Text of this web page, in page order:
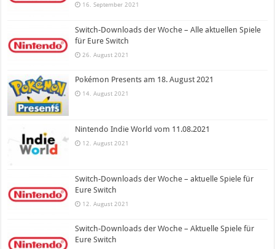
16. September 2021
Switch-Downloads der Woche – Alle aktuellen Spiele
für Eure Switch
26. August 2021
Pokémon Presents am 18. August 2021
14. August 2021
Nintendo Indie World vom 11.08.2021
12. August 2021
Switch-Downloads der Woche – aktuelle Spiele für
Eure Switch
12. August 2021
Switch-Downloads der Woche – Aktuelle Spiele für
Eure Switch